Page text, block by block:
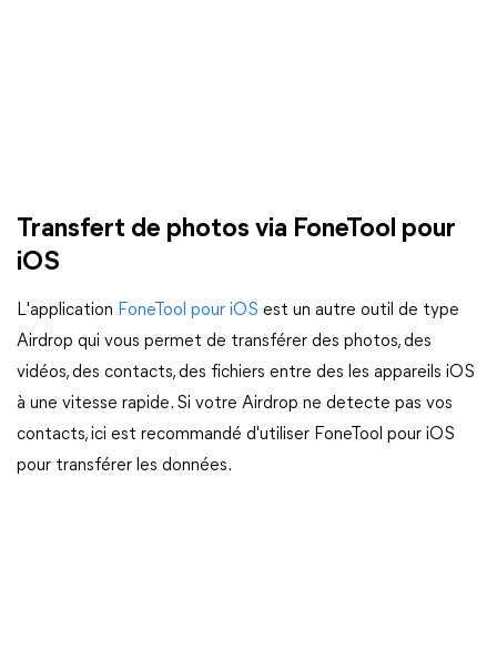
Transfert de photos via FoneTool pour
iOS
L'application FoneTool pour iOS est un autre outil de type
Airdrop qui vous permet de transférer des photos, des
vidéos, des contacts, des fichiers entre des les appareils iOS
à une vitesse rapide. Si votre Airdrop ne detecte pas vos
contacts, ici est recommandé d'utiliser FoneTool pour iOS
pour transférer les données.